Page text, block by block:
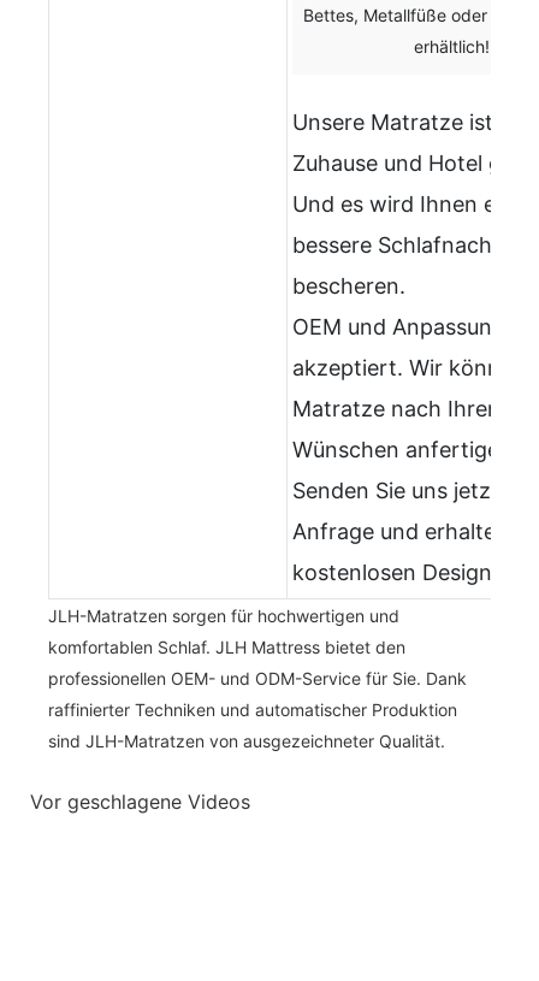
Bettes, Metallfüße oder
erhältlich!
Unsere Matratze ist für
Zuhause und Hotel
Und es wird Ihnen eine
bessere Schlafnacht
bescheren.
OEM und Anpassung
akzeptiert. Wir können
Matratze nach Ihren
Wünschen anfertigen.
Senden Sie uns jetzt
Anfrage und erhalten
kostenlosen
JLH-Matratzen sorgen für hochwertigen und
komfortablen Schlaf. JLH Mattress bietet den
professionellen OEM- und ODM-Service für Sie. Dank
raffinierter Techniken und automatischer Produktion
sind JLH-Matratzen von ausgezeichneter Qualität.
Vor geschlagene Videos